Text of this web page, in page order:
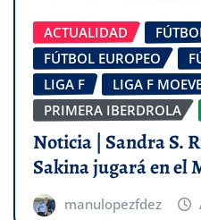
ACTUALIDAD
FÚTBOL EUROPEO
LIGA F
LIGA F
PRIMERA IBERDROLA
Noticia | Sandra S.
Sakina jugará en el
manulopezfdez